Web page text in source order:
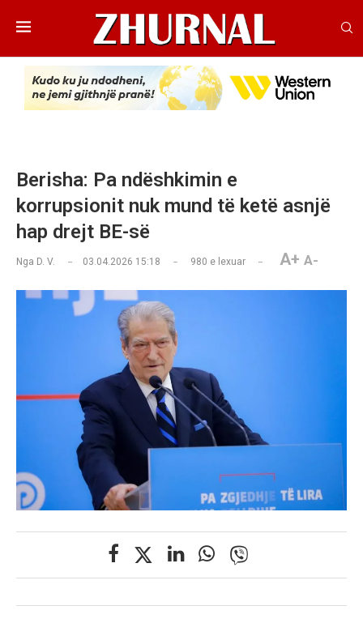
Berisha: Pa ndëshkimin e
korrupsionit nuk mund të ketë asnjë
hap drejt BE-së
Nga D. V. 03.04.2026 15:18 980 e lexuar A+ A-